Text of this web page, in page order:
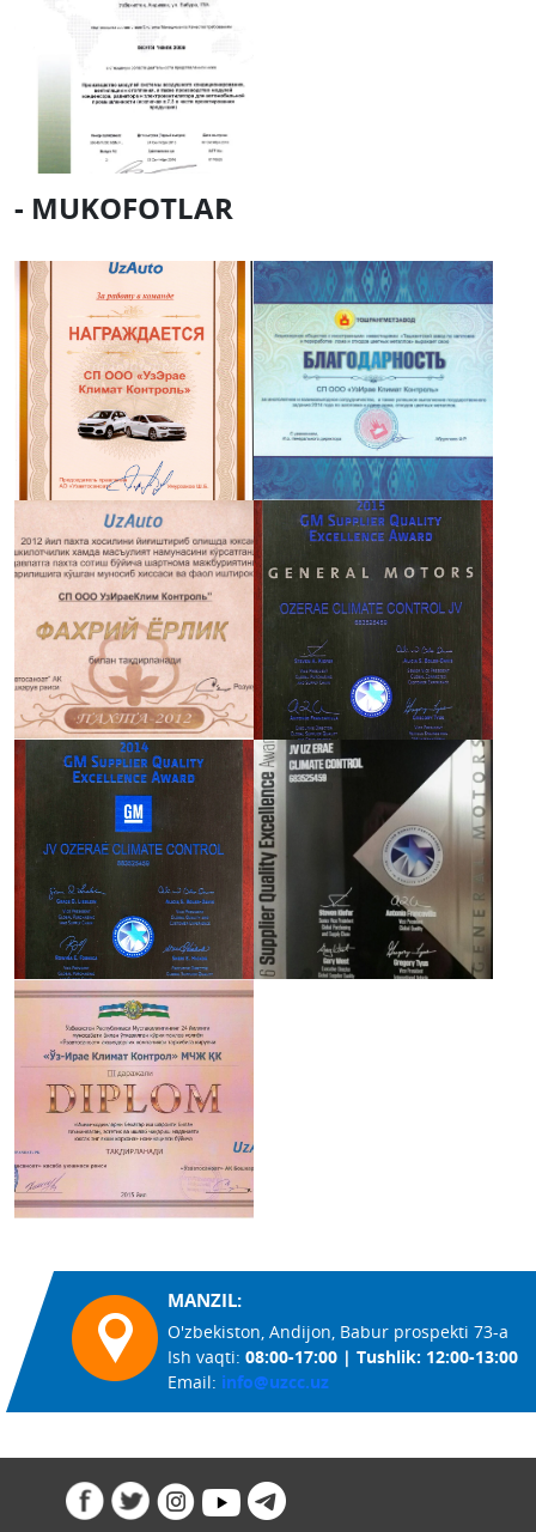
- MUKOFOTLAR
MANZIL:
O'zbekiston, Andijon, Babur prospekti 73-a
Ish vaqti: 08:00-17:00 | Tushlik: 12:00-13:00
Email: info@uzcc.uz